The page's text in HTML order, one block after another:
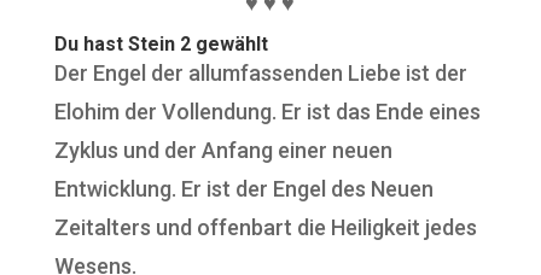
Du hast Stein 2 gewählt
Der Engel der allumfassenden Liebe ist der
Elohim der Vollendung. Er ist das Ende eines
Zyklus und der Anfang einer neuen
Entwicklung. Er ist der Engel des Neuen
Zeitalters und offenbart die Heiligkeit jedes
Wesens.